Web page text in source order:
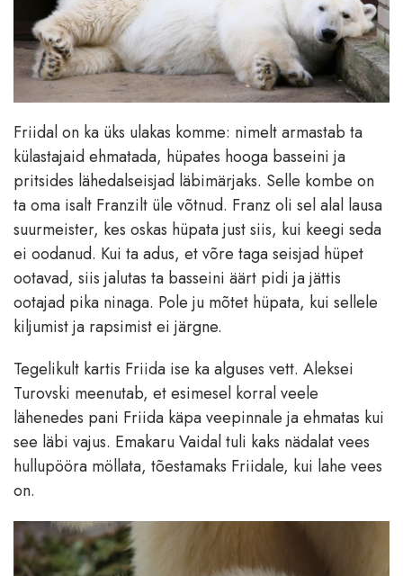
Friidal on ka üks ulakas komme: nimelt armastab ta
külastajaid ehmatada, hüpates hooga basseini ja
pritsides lähedalseisjad läbimärjaks. Selle kombe on
ta oma isalt Franzilt üle võtnud. Franz oli sel alal lausa
suurmeister, kes oskas hüpata just siis, kui keegi seda
ei oodanud. Kui ta adus, et võre taga seisjad hüpet
ootavad, siis jalutas ta basseini äärt pidi ja jättis
ootajad pika ninaga. Pole ju mõtet hüpata, kui sellele
kiljumist ja rapsimist ei järgne.
Tegelikult kartis Friida ise ka alguses vett. Aleksei
Turovski meenutab, et esimesel korral veele
lähenedes pani Friida käpa veepinnale ja ehmatas kui
see läbi vajus. Emakaru Vaidal tuli kaks nädalat vees
hullupööra möllata, tõestamaks Friidale, kui lahe vees
on.